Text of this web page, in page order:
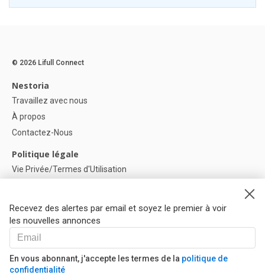
Recevez des alertes par email et soyez le premier à voir
les nouvelles annonces
En vous abonnant, j'accepte les termes de la politique de
confidentialité
© 2026 Lifull Connect
Nestoria
Travaillez avec nous
À propos
Contactez-Nous
Politique légale
Vie Privée/Termes d'Utilisation
Paramètres des cookies
Aide
FAQ
Nos Partenaires